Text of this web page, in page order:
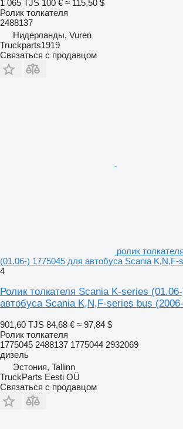
1 065 TJS 100 € ≈ 115,50 $
Ролик толкателя
2488137
Нидерланды, Vuren
Truckparts1919
Связаться с продавцом
ролик
(01.06-) 1775045 для автобуса Scania K,N,F-
4
Ролик толкателя Scania K-series
автобуса Scania K,N,F-series bus
901,60 TJS 84,68 € ≈ 97,84 $
Ролик толкателя
1775045 2488137 1775044 2932069
дизель
Эстония, Tallinn
TruckParts Eesti OÜ
Связаться с продавцом